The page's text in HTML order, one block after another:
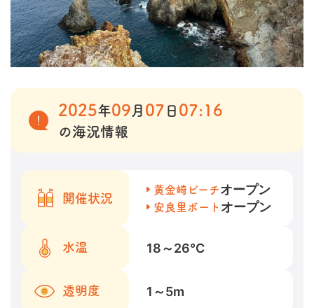
2025年09 月 07 日 07:16
の海況情報
開催状況
黄金崎ビーチオープン
安良里ボート オープン
水温 18～26℃
透明度 1～5m